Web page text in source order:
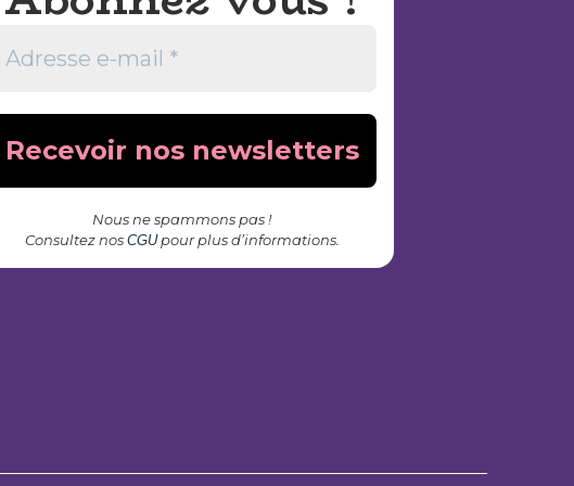
ActualitésPartenairesContact
Nous ne spammons pas !
Consultez nos CGUpour plus d’informations.